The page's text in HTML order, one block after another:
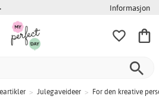
Informasjon
> Julegaveideer > For den kreative